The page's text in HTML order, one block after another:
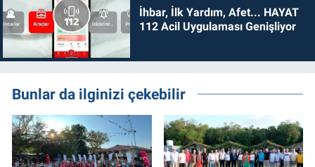
İhbar, İlk Yardım, Afet... HAYAT
112 Acil Uygulaması Genişliyor
Bunlar da ilginizi çekebilir